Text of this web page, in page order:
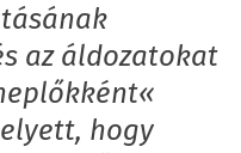
az áldozatokat
hogy